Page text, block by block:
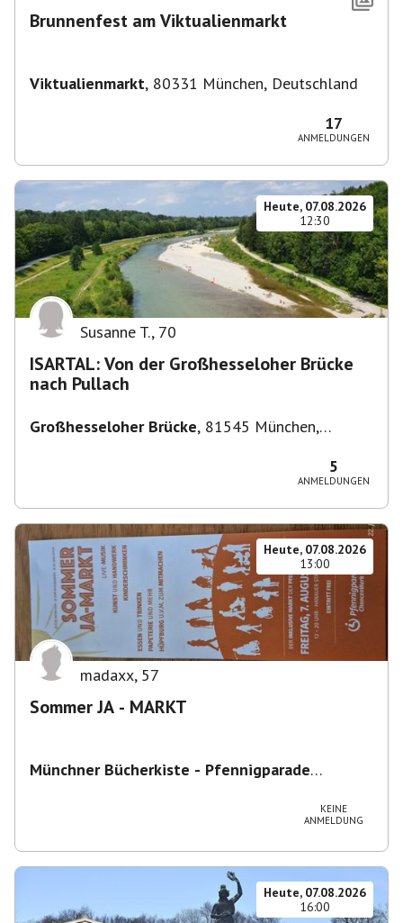
Brunnenfest am Viktualienmarkt
Viktualienmarkt, 80331 München, Deutschland
17
ANMELDUNGEN
Heute, 07.08.2026
12:30
Susanne T., 70
ISARTAL: Von der Großhesseloher Brücke
nach Pullach
Großhesseloher Brücke, 81545 München,
5
ANMELDUNGEN
Heute, 07.08.2026
13:00
madaxx, 57
Sommer JA - MARKT
Münchner Bücherkiste - Pfennigparade
KEINE
ANMELDUNG
Heute, 07.08.2026
16:00